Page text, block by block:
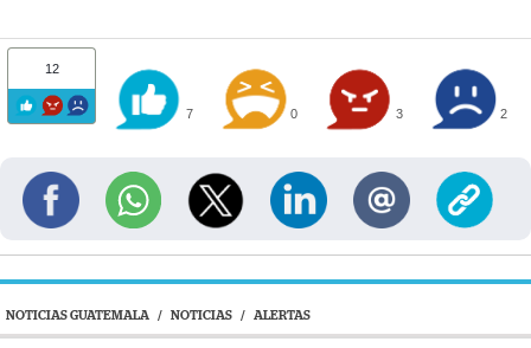
12
7 0 3 2
NOTICIAS GUATEMALA / NOTICIAS / ALERTAS